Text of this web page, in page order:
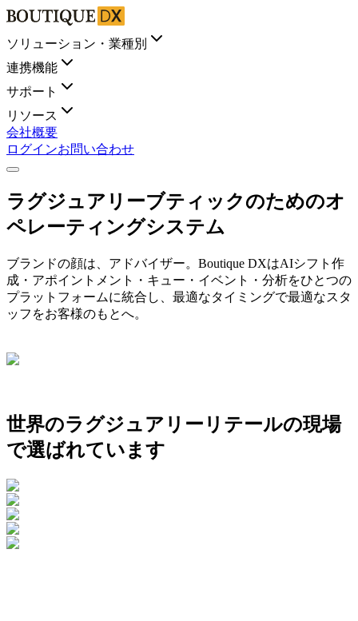
ソリューション・業種別
連携機能
サポート
リソース
会社概要
ログインお問い合わせ
ラグジュアリーブティックのためのオ
ペレーティングシステム
ブランドの顔は、アドバイザー。Boutique DXはAIシフト作
成・アポイントメント・キュー・イベント・分析をひとつの
プラットフォームに統合し、最適なタイミングで最適なスタ
ッフをお客様のもとへ。
世界のラグジュアリーリテールの現場
で選ばれています